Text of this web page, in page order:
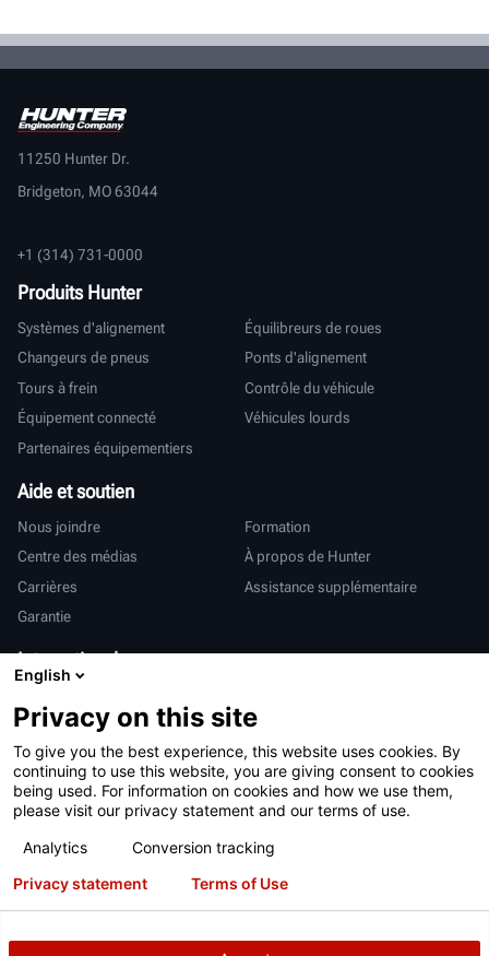
11250 Hunter Dr.
Bridgeton, MO 63044
+1 (314) 731-0000
Produits Hunter
Systèmes d'alignement
Équilibreurs de roues
Changeurs de pneus
Ponts d'alignement
Tours à frein
Contrôle du véhicule
Équipement connecté
Véhicules lourds
Partenaires équipementiers
Aide et soutien
Nous joindre
Formation
Centre des médias
À propos de Hunter
Carrières
Assistance supplémentaire
Garantie
International
亨特中国
Conditions d’utilisation
Déclaration de confidentialité
Proposition 65 de Californie
Système RAPI
Brevets
Connexion
English
Privacy on this site
To give you the best experience, this website uses cookies. By
continuing to use this website, you are giving consent to cookies
being used. For information on cookies and how we use them,
please visit our privacy statement and our terms of use.
Analytics
Conversion tracking
Privacy statement Terms of Use